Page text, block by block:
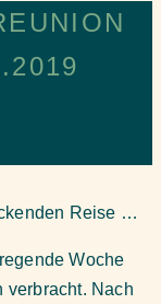
Reise …
Woche
verbracht. Nach